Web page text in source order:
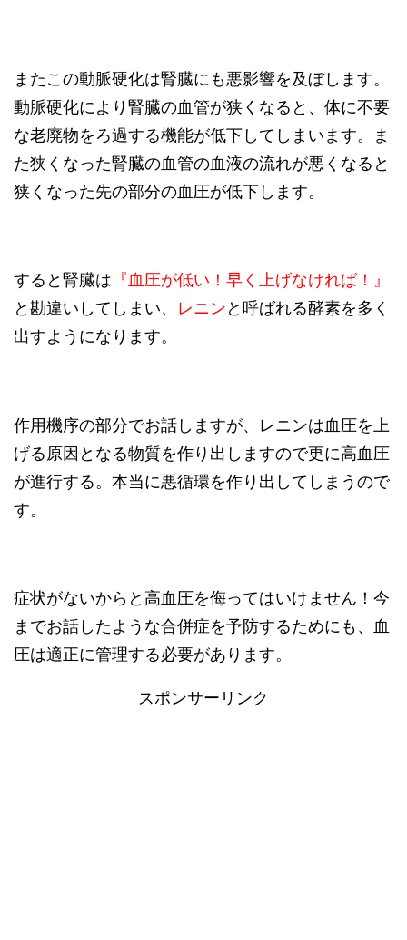
またこの動脈硬化は腎臓にも悪影響を及ぼします。
動脈硬化により腎臓の血管が狭くなると、体に不要
な老廃物をろ過する機能が低下してしまいます。ま
た狭くなった腎臓の血管の血液の流れが悪くなると
狭くなった先の部分の血圧が低下します。
すると腎臓は 『血圧が低い！早く上げなければ！』
と勘違いしてしまい、 レニン と呼ばれる酵素を多く
出すようになります。
作用機序の部分でお話しますが、レニンは血圧を上
げる原因となる物質を作り出しますので更に高血圧
が進行する。本当に悪循環を作り出してしまうので
す。
症状がないからと高血圧を侮ってはいけません！今
までお話したような合併症を予防するためにも、血
圧は適正に管理する必要があります。
スポンサーリンク